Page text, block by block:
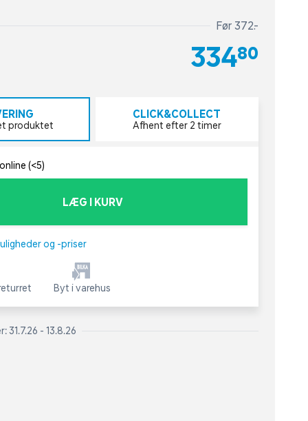
Før 372,-
334,80
produktet
CLICK&COLLECT
Afhent efter 2 timer
(<5)
LÆG I KURV
og -priser
Byt i varehus
- 13.8.26